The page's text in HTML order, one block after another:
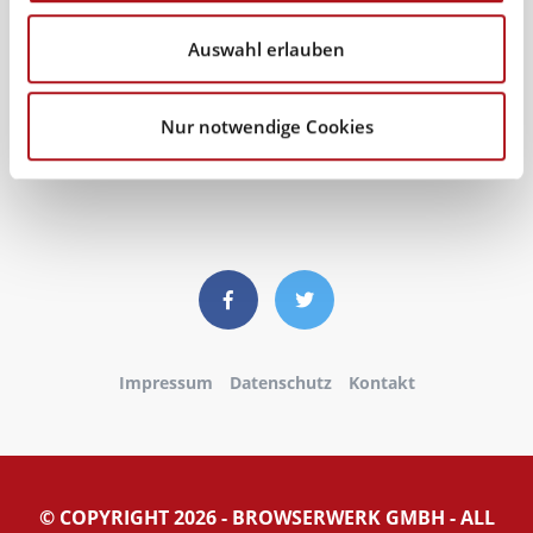
Auswahl erlauben
Nur notwendige Cookies
Impressum Datenschutz Kontakt
© COPYRIGHT 2026 - BROWSERWERK GMBH - ALL